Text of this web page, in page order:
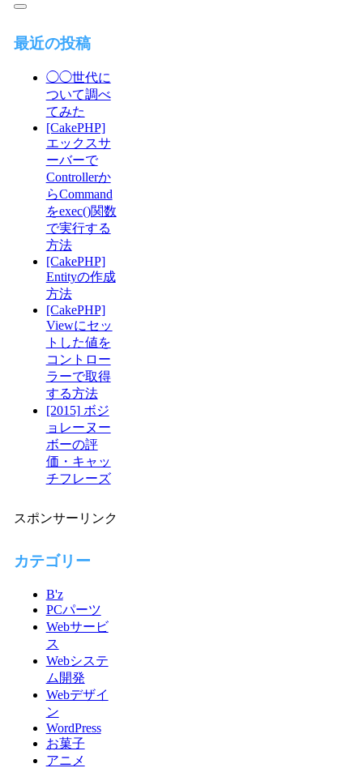
最近の投稿
◯◯世代に
ついて調べ
てみた
[CakePHP]
エックスサ
ーバーで
Controllerか
らCommand
をexec()関数
で実行する
方法
[CakePHP]
Entityの作成
方法
[CakePHP]
Viewにセッ
トした値を
コントロー
ラーで取得
する方法
[2015] ボジ
ョレーヌー
ボーの評
価・キャッ
チフレーズ
スポンサーリンク
カテゴリー
B'z
PCパーツ
Webサービ
ス
Webシステ
ム開発
Webデザイ
ン
WordPress
お菓子
アニメ